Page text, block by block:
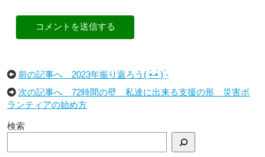
コメントを送信する
前の記事へ 2023年振り返ろう( •̀֊•́ ) ̖́-
次の記事へ 72時間の壁 私達に出来る支援の形 災害ボ
ランティアの始め方
検索